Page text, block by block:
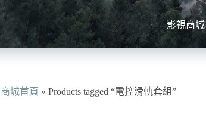
影視商城
商城首頁 » Products tagged “電控滑軌套組”